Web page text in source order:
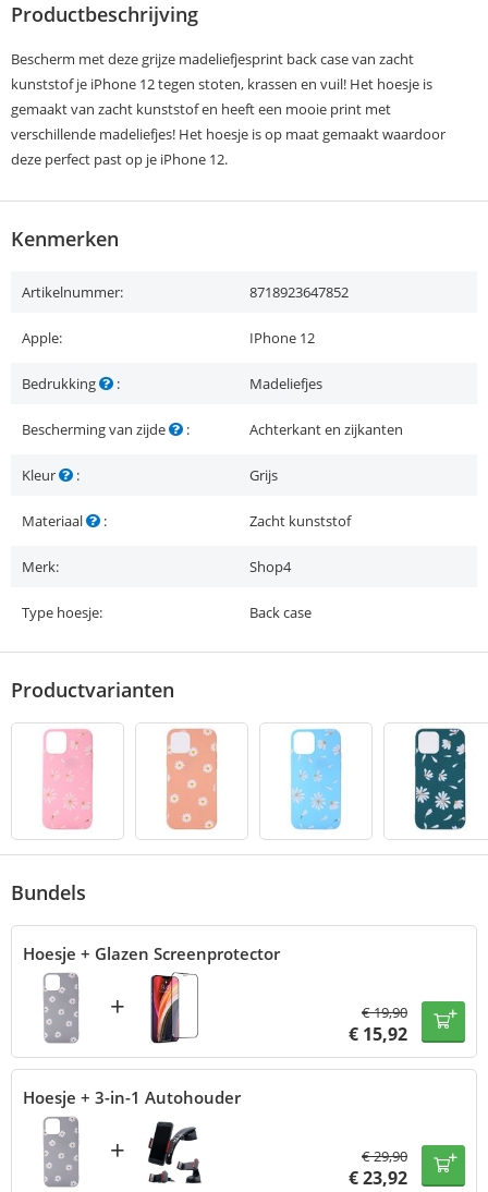
Productbeschrijving
Bescherm met deze grijze madeliefjesprint back case van zacht
kunststof je iPhone 12 tegen stoten, krassen en vuil! Het hoesje is
gemaakt van zacht kunststof en heeft een mooie print met
verschillende madeliefjes! Het hoesje is op maat gemaakt waardoor
deze perfect past op je iPhone 12.
Kenmerken
Artikelnummer: 8718923647852
Apple: IPhone 12
Bedrukking : Madeliefjes
Bescherming van zijde : Achterkant en zijkanten
Kleur : Grijs
Materiaal : Zacht kunststof
Merk: Shop4
Type hoesje: Back case
Productvarianten
Bundels
Hoesje + Glazen Screenprotector
+ €19,90
€ 15,92
Hoesje + 3-in-1 Autohouder
+ €29,90
€23,92